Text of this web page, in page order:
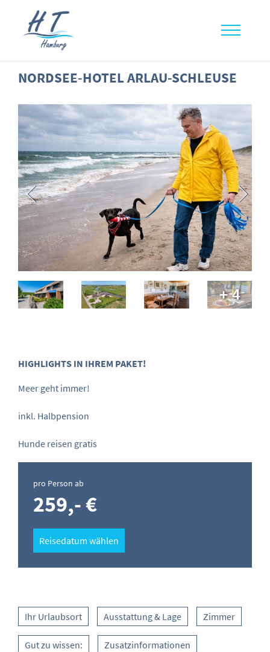
NORDSEE-HOTEL ARLAU-SCHLEUSE
+ 4
HIGHLIGHTS IN IHREM PAKET!
Meer geht immer!
inkl. Halbpension
Hunde reisen gratis
pro Person ab
259,- €
Reisedatum wählen
Ihr Urlaubsort Ausstattung & Lage Zimmer
Gut zu wissen: Zusatzinformationen